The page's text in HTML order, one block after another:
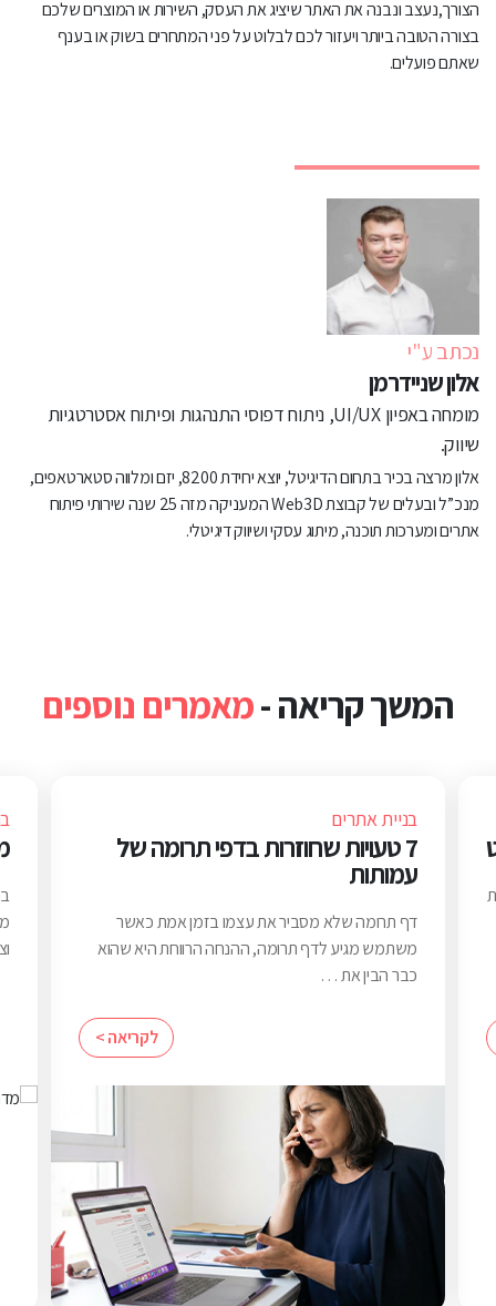
הצורך,נעצב ונבנה את האתר שיציג את העסק, השירות או המוצרים שלכם
בצורה הטובה ביותר ויעזור לכם לבלוט על פני המתחרים בשוק או בענף
שאתם פועלים.
נכתב ע"י
אלון שניידרמן
מומחה באפיון UI/UX, ניתוח דפוסי התנהגות ופיתוח אסטרטגיות
שיווק.
אלון מרצה בכיר בתחום הדיגיטל, יוצא יחידת 8200, יזם ומלווה סטארטאפים,
מנכ”ל ובעלים של קבוצת Web3D המעניקה מזה 25 שנה שירותי פיתוח
אתרים ומערכות תוכנה, מיתוג עסקי ושיווק דיגיטלי.
המשך קריאה -מאמרים נוספים
בניית אתרים
7 טעויות שחוזרות בדפי תרומה של
עמותות
דף תרומה שלא מסביר את עצמו בזמן אמת כאשר
משתמש מגיע לדף תרומה, ההנחה הרווחת היא שהוא
כבר הבין את …
לקריאה >